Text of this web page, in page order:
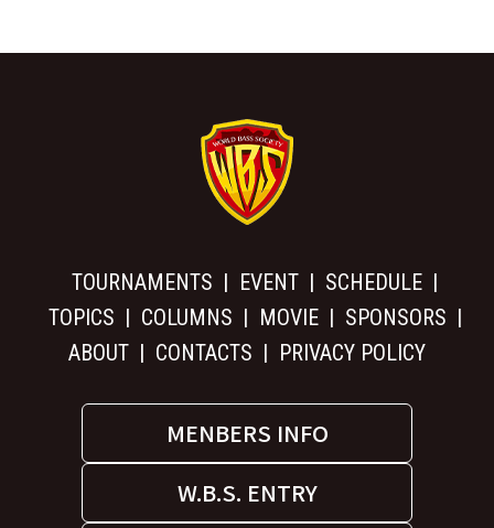
TOURNAMENTS EVENT
SCHEDULE
TOPICS
COLUMNS MOVIE
SPONSORS
ABOUT
CONTACTS PRIVACY POLICY
MENBERS INFO
W.B.S. ENTRY